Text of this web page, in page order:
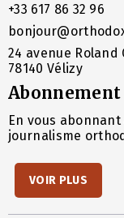
+33 617 86 32 96
24 avenue Roland
78140 Vélizy
Abonnement
En vous
journalisme
VOIR PLUS